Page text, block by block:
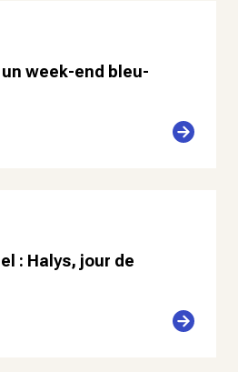
un week-end bleu-
: Halys, jour de